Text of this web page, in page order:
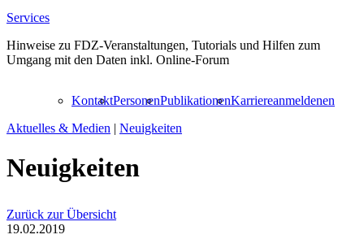
Services
Hinweise zu FDZ-Veranstaltungen, Tutorials und Hilfen zum
Umgang mit den Daten inkl. Online-Forum
KontaktPersonenPublikationenKarriereanmeldenen
Aktuelles & Medien | Neuigkeiten
Neuigkeiten
Zurück zur Übersicht
19.02.2019